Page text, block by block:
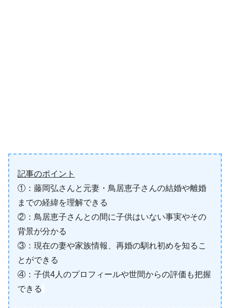
記事のポイント
①：藤岡弘さんと元妻・鳥居恵子さんの結婚や離婚
までの経緯を理解できる
②：鳥居恵子さんとの間に子供はいない事実やその
背景が分かる
③：現在の妻や家族情報、再婚の馴れ初めを知るこ
とができる
④：子供4人のプロフィールや世間からの評価も把握
できる